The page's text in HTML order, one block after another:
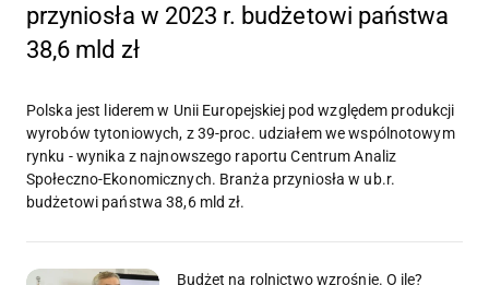
przyniosła w 2023 r. budżetowi państwa
38,6 mld zł
Polska jest liderem w Unii Europejskiej pod względem produkcji
wyrobów tytoniowych, z 39-proc. udziałem we wspólnotowym
rynku - wynika z najnowszego raportu Centrum Analiz
Społeczno-Ekonomicznych. Branża przyniosła w ub.r.
budżetowi państwa 38,6 mld zł.
Budżet na rolnictwo wzrośnie. O ile?